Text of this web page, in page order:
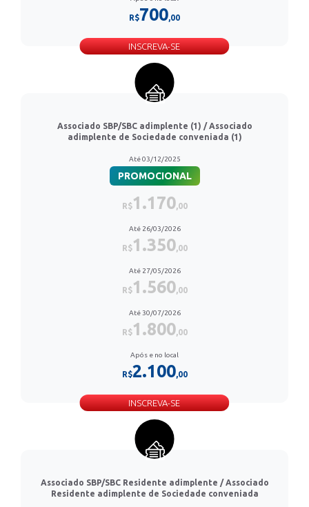
R$700,00
INSCREVA-SE
Associado SBP/SBC adimplente (1) / Associado
adimplente de Sociedade conveniada (1)
Até 03/12/2025
PROMOCIONAL
R$1.170,00
Até 26/03/2026
R$1.350,00
Até 27/05/2026
R$1.560,00
Até 30/07/2026
R$1.800,00
Após e no local
R$2.100,00
INSCREVA-SE
Associado SBP/SBC Residente adimplente / Associado
Residente adimplente de Sociedade conveniada